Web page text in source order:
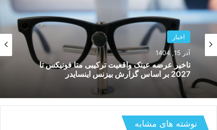
اخبار
آذر 15, 1404
تاخیر عرضه عینک واقعیت ترکیبی متا فونیکس تا
2027 بر اساس گزارش بیزنس اینسایدر
نوشته های مشابه